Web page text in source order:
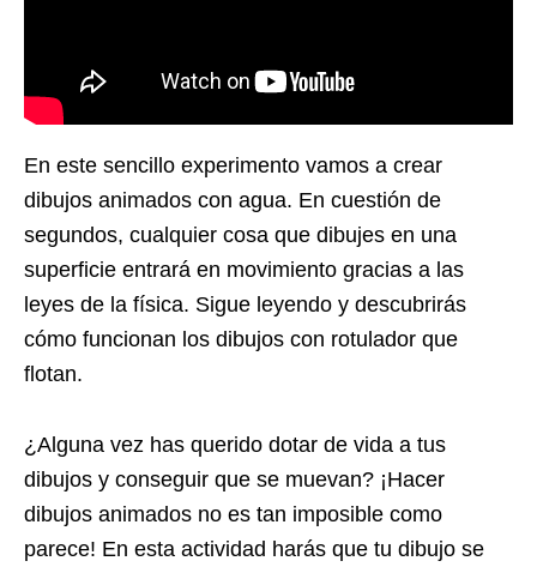
En este sencillo experimento vamos a crear
dibujos animados con agua. En cuestión de
segundos, cualquier cosa que dibujes en una
superficie entrará en movimiento gracias a las
leyes de la física. Sigue leyendo y descubrirás
cómo funcionan los dibujos con rotulador que
flotan.
¿Alguna vez has querido dotar de vida a tus
dibujos y conseguir que se muevan? ¡Hacer
dibujos animados no es tan imposible como
parece! En esta actividad harás que tu dibujo se